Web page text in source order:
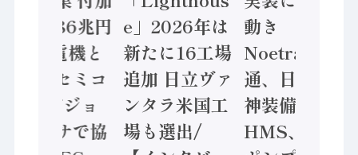
価値額86兆円
/ 三菱電機と
ソニーセミコ
ン AIビジョ
ンセンサで協
e」2026年は
新たに16工場
追加 日立ヴァ
ンタラ米国工
場も選出/
動き
Noetra、富士
通、日立 / 兵
神装備 ×
HMS、老舗